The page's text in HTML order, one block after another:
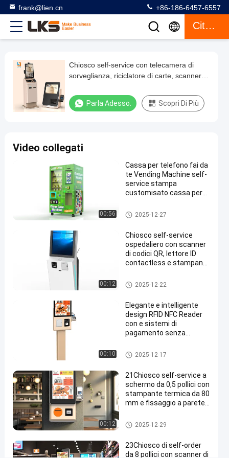
frank@lien.cn +86-186-6457-6557
Citazione
Chiosco
self-
service
con
sorveglianza,
riciclatore
scanner
passaporti
2026-
01-07
Parla
Condividi
chiosco di
servizio di
assistenza
al cliente
#
chiosco
di
attività
Chiosco self-service con telecamera di
sorveglianza, riciclatore di carte, scanner di
Parla Adesso. Scopri Di Più
Video collegati
00:56
Cassa per telefono fai da
te Vending Machine self-
service stampa
customisato cassa per
chiosco self-service
2025-12-27
00:12
Chiosco self-service
ospedaliero con scanner
di codici QR, lettore ID
contactless e stampante
chiosco self-service
2025-12-22
00:10
Elegante e intelligente
design RFID NFC Reader
con e sistemi di
pagamento senza
chiosco self-service
2025-12-17
00:12
21Chiosco self-service a
schermo da 0,5 pollici con
stampante termica da 80
mm e fissaggio a parete
check-in
chiosco self-service
2025-12-29
23Chiosco di self-order
da 8 pollici con scanner di